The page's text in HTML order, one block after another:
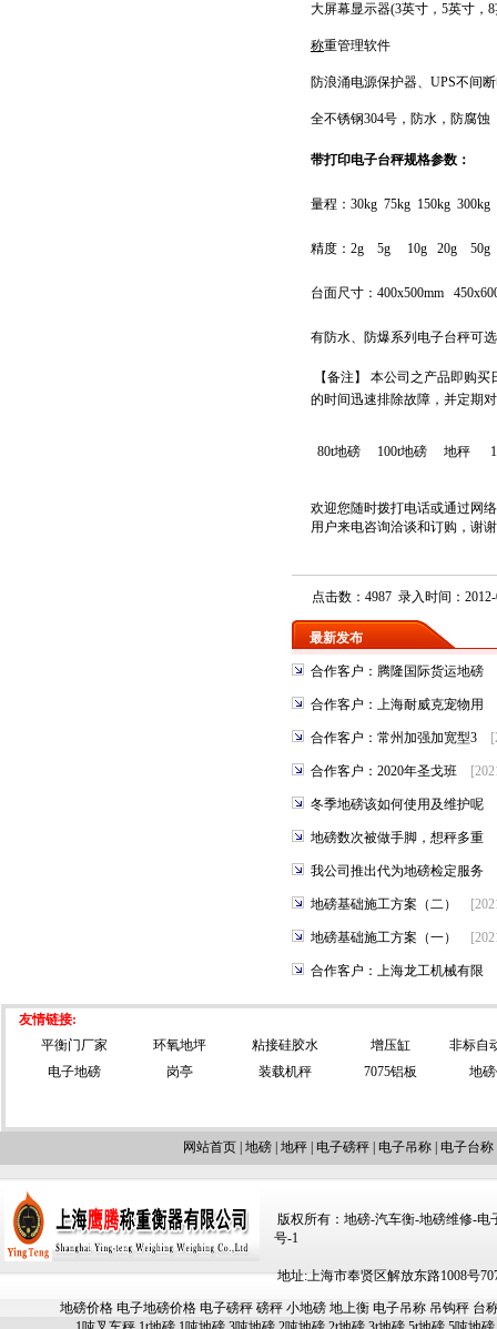
大屏幕显示器(3英寸， 5英寸， 8
称重管理软件
防浪涌电源保护器、 UPS不间
全不锈钢304号，防水，防腐蚀
带打印电子台秤规格参数：
量程： 30kg 75kg 150kg 300kg
精度： 2g 5g 10g 20g 50g
台面尺寸： 400x500mm
有防水、防爆系列电子台秤可选
【备注】 本公司之产品即购
的时间迅速排除故障，并定期
80t地磅 100t地磅 地秤 1
欢迎您随时拨打电话或通过网
用户来电咨询洽谈和订购
点击数：4987 录入时间：
最新发布
合作客户：腾隆国际货运地磅
合作客户：上海耐威克宠物用
合作客户：常州加强加宽型3
合作客户：2020年圣戈班
冬季地磅该如何使用及维护呢
地磅数次被做手脚，想秤多重
我公司推出代为地磅检定服务
地磅基础施工方案（二）
地磅基础施工方案（一）
合作客户：上海龙工机械有限
友情链接:
平衡门厂家
环氧地坪 粘接硅胶水 增压缸
非标自
电子地磅
岗亭 装载机秤 7075铝板 地
网站首页 地磅 地秤 电子磅秤 电子吊称 电子台称
版权所有：地磅-汽车衡-地磅维修-电
号-1
地址:上海市奉贤区解放东路1008号
地磅价格 电子地磅价格 电子磅秤 磅秤 小地磅 地上衡 电子吊称 吊钩秤 台